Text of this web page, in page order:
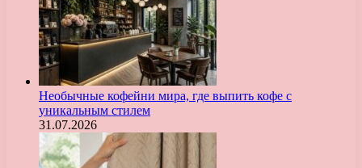
Необычные кофейни мира, где выпить кофе с
уникальным стилем
31.07.2026